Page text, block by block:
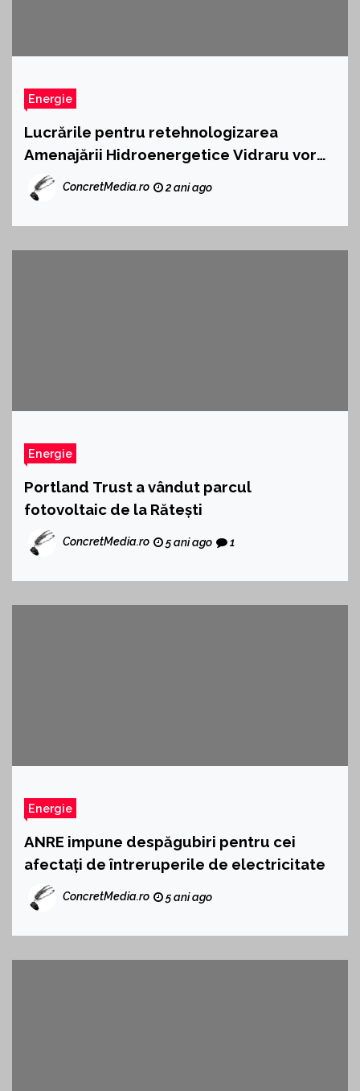
Energie
Lucrările pentru retehnologizarea
Amenajării Hidroenergetice Vidraru vor
dura 7 ani
ConcretMedia.ro 2 ani ago
Energie
Portland Trust a vândut parcul
fotovoltaic de la Rătești
ConcretMedia.ro 5 ani ago 1
Energie
ANRE impune despăgubiri pentru cei
afectați de întreruperile de electricitate
ConcretMedia.ro 5 ani ago